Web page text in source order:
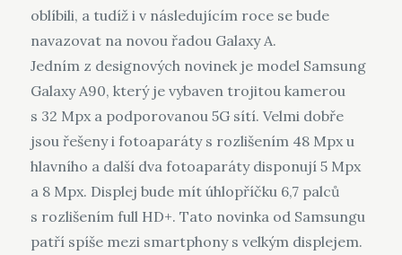
oblíbili, a tudíž i v následujícím roce se bude
navazovat na novou řadou Galaxy A.
Jedním z designových novinek je model Samsung
Galaxy A90, který je vybaven trojitou kamerou
s 32 Mpx a podporovanou 5G sítí. Velmi dobře
jsou řešeny i fotoaparáty s rozlišením 48 Mpx u
hlavního a další dva fotoaparáty disponují 5 Mpx
a 8 Mpx. Displej bude mít úhlopříčku 6,7 palců
s rozlišením full HD+. Tato novinka od Samsungu
patří spíše mezi smartphony s velkým displejem.